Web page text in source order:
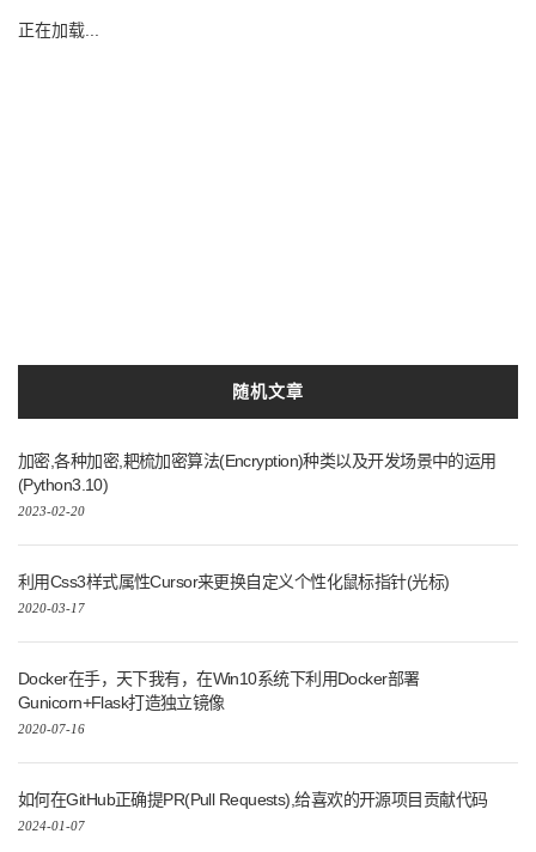
正在加载...
随机文章
加密,各种加密,耙梳加密算法(Encryption)种类以及开发场景中的运用
(Python3.10)
2023-02-20
利用Css3样式属性Cursor来更换自定义个性化鼠标指针(光标)
2020-03-17
Docker在手，天下我有，在Win10系统下利用Docker部署
Gunicorn+Flask打造独立镜像
2020-07-16
如何在GitHub正确提PR(Pull Requests),给喜欢的开源项目贡献代码
2024-01-07